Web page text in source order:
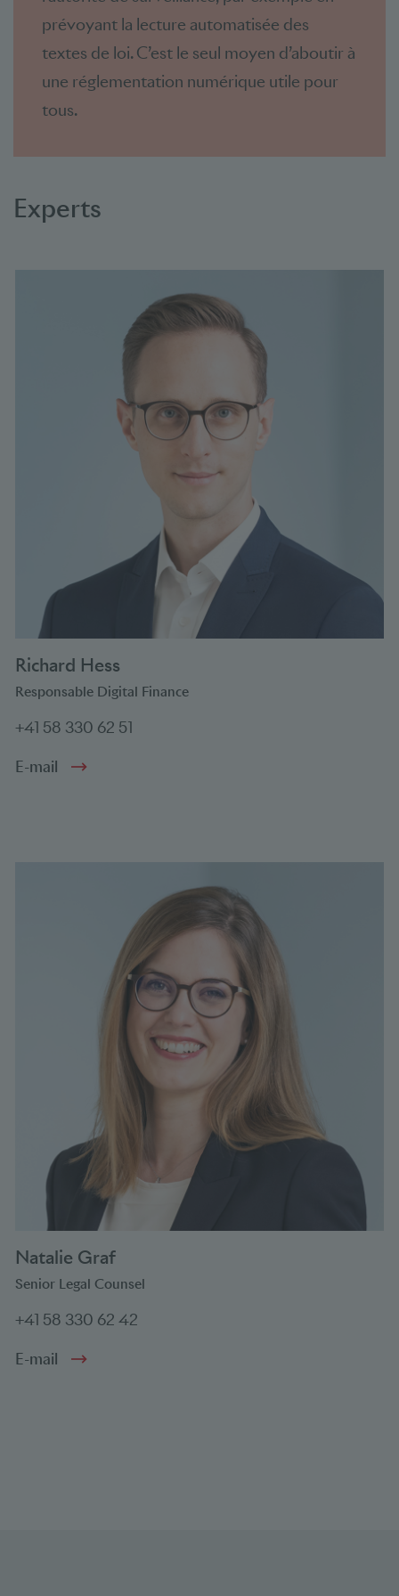
prévoyant la lecture automatisée des
textes de loi. C’est le seul moyen d’aboutir à
une réglementation numérique utile pour
tous.
Experts
Richard Hess
Responsable Digital Finance
+41 58 330 62 51
E-mail
Natalie Graf
Senior Legal Counsel
+41 58 330 62 42
E-mail